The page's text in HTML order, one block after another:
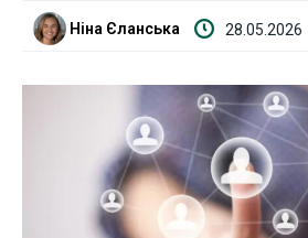
Криптовалюта
Робота і освіта
Публікації
Ніна Єланська 28.05.2026